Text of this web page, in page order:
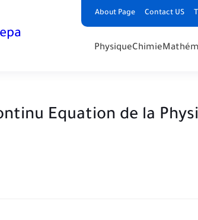
About Page Contact US
PhysiqueChimie
Equation de la